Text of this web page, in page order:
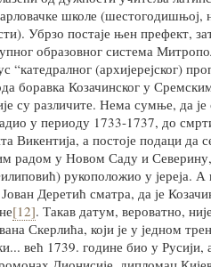
школе (шестогодишњој,
Убрзо постаје њен префект,
образовног система
“катедралног (архијерејског)
боравка Козачинског у
су различите. Нема сумње, да
у периоду 1733-1737, до
Викентија, а постоје подаци да
радом у Новом Саду и Северину,
рукоположио у јереја. А
Деретић сматра, да је
[12]. Такав датум, вероватно,
Скерлића, који је у једном
већ 1739. године био у Русији,